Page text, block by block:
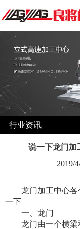
行业资讯
说一下龙门加
2019/
龙门加工中心各
一下
一、龙门
龙门由一个横梁